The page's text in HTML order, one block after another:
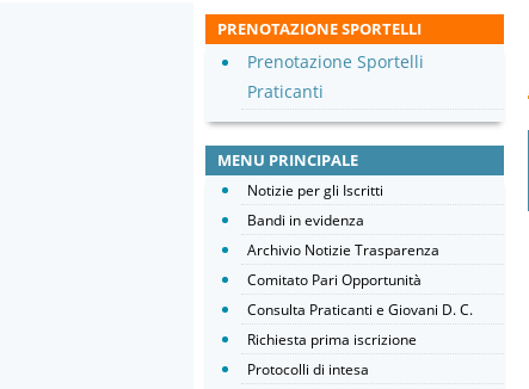
PRENOTAZIONE SPORTELLI
Prenotazione Sportelli
Praticanti
MENU PRINCIPALE
Notizie per gli Iscritti
Bandi in evidenza
Archivio Notizie Trasparenza
Comitato Pari Opportunità
Consulta Praticanti e Giovani D. C.
Richiesta prima iscrizione
Protocolli di intesa